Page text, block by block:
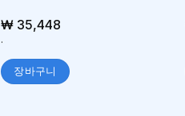
₩35,448
.
장바구니